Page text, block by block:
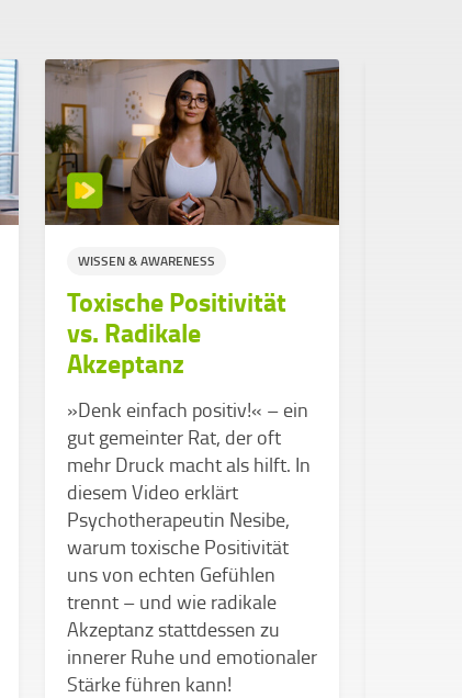
WISSEN & AWARENESS
Toxische Positivität
vs. Radikale
Akzeptanz
»Denk einfach positiv!« – ein
gut gemeinter Rat, der oft
mehr Druck macht als hilft. In
diesem Video erklärt
Psychotherapeutin Nesibe,
warum toxische Positivität
uns von echten Gefühlen
trennt – und wie radikale
Akzeptanz stattdessen zu
innerer Ruhe und emotionaler
Stärke führen kann!